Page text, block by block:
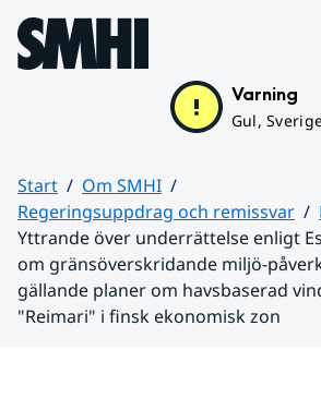
Hoppa till sidans innehåll
Varning
Gul,
Start
Om SMHI
Regeringsuppdrag och remissvar
Yttrande över underrättelse enligt
om gränsöverskridande miljö-
gällande planer om havsbaserad
"Reimari" i finsk ekonomisk zon